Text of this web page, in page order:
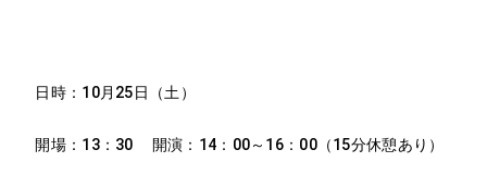
日時：10月25日（土）
開場：13：30 開演：14：00～16：00（15分休憩あり）